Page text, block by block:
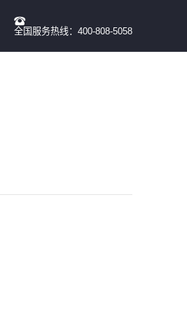
全国服务热线：400-808-5058